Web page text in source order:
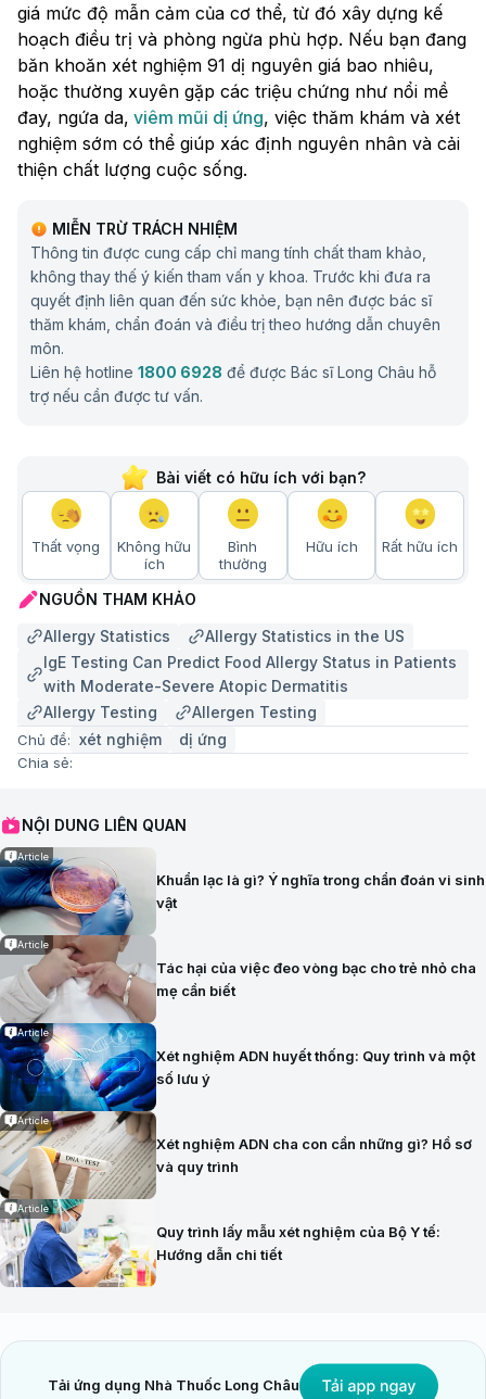
giá mức độ mẫn cảm của cơ thể, từ đó xây dựng kế
hoạch điều trị và phòng ngừa phù hợp. Nếu bạn đang
băn khoăn xét nghiệm 91 dị nguyên giá bao nhiêu,
hoặc thường xuyên gặp các triệu chứng như nổi mề
đay, ngứa da, viêm mũi dị ứng, việc thăm khám và xét
nghiệm sớm có thể giúp xác định nguyên nhân và cải
thiện chất lượng cuộc sống.
MIỄN TRỪ TRÁCH NHIỆM
Thông tin được cung cấp chỉ mang tính chất tham khảo,
không thay thế ý kiến tham vấn y khoa. Trước khi đưa ra
quyết định liên quan đến sức khỏe, bạn nên được bác sĩ
thăm khám, chẩn đoán và điều trị theo hướng dẫn chuyên
môn.
Liên hệ hotline 1800 6928 để được Bác sĩ Long Châu hỗ
trợ nếu cần được tư vấn.
Bài viết có hữu ích với bạn?
Thất vọng
Không hữu
ích
Bình
thường
Hữu ích Rất hữu ích
NGUỒN THAM KHẢO
Allergy Statistics
Allergy Statistics in the US
IgE Testing Can Predict Food Allergy Status in Patients
with Moderate-Severe Atopic Dermatitis
Allergy Testing
Allergen Testing
Chủ đề: xét nghiệm dị ứng
Chia sẻ:
NỘI DUNG LIÊN QUAN
Article
Khuẩn lạc là gì? Ý nghĩa trong chẩn đoán vi sinh
vật
Article
Tác hại của việc đeo vòng bạc cho trẻ nhỏ cha
mẹ cần biết
Article
Xét nghiệm ADN huyết thống: Quy trình và một
số lưu ý
Article
Xét nghiệm ADN cha con cần những gì? Hồ sơ
và quy trình
Article
Quy trình lấy mẫu xét nghiệm của Bộ Y tế:
Hướng dẫn chi tiết
Tải ứng dụng Nhà Thuốc Long Châu